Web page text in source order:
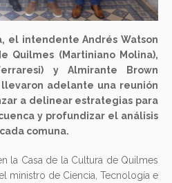
el intendente Andrés Watson
Quilmes (Martiniano Molina),
y Almirante Brown
llevaron adelante una reunión
a delinear estrategias para
y profundizar el análisis
comuna.
la Casa de la Cultura de Quilmes
ministro de Ciencia, Tecnología e